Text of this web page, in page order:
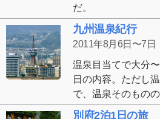
だ。
九州温泉紀行
2011年8月6日〜7日
温泉目当てで大分
日の内容。ただし
で、温泉そのもの
別府2泊1日の旅